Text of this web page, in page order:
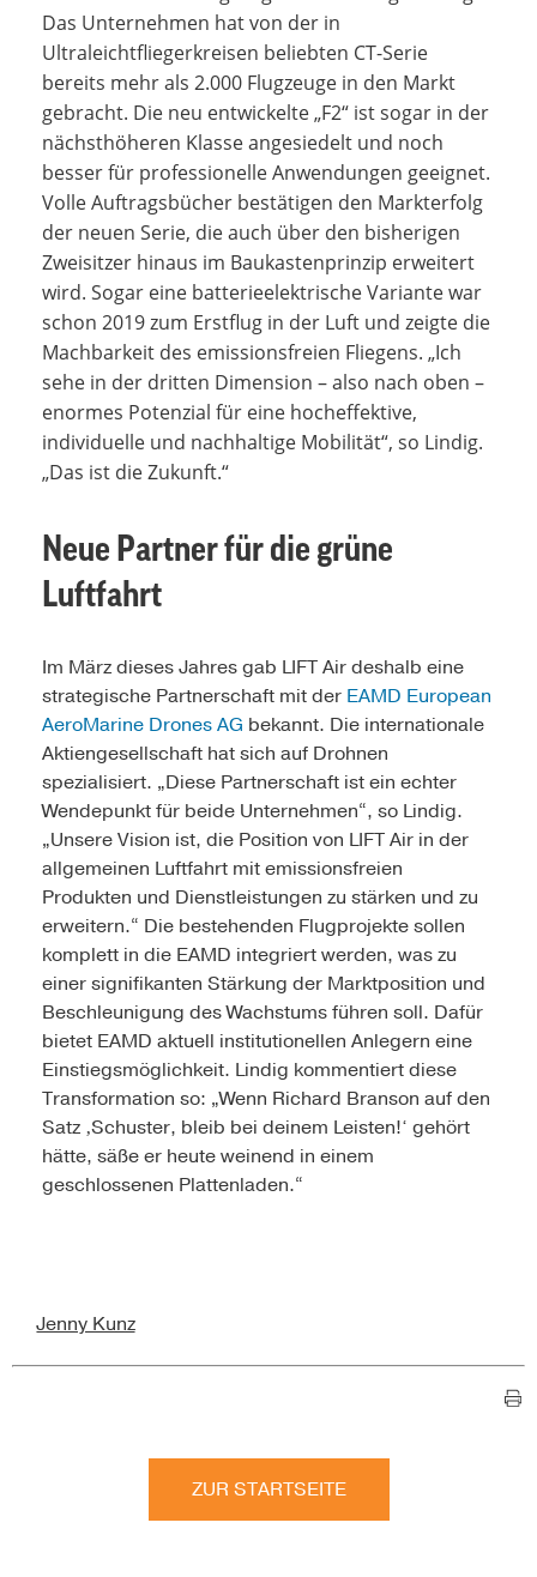
Das Unternehmen hat von der in
Ultraleichtfliegerkreisen beliebten CT-Serie
bereits mehr als 2.000 Flugzeuge in den Markt
gebracht. Die neu entwickelte „F2“ ist sogar in der
nächsthöheren Klasse angesiedelt und noch
besser für professionelle Anwendungen geeignet.
Volle Auftragsbücher bestätigen den Markterfolg
der neuen Serie, die auch über den bisherigen
Zweisitzer hinaus im Baukastenprinzip erweitert
wird. Sogar eine batterieelektrische Variante war
schon 2019 zum Erstflug in der Luft und zeigte die
Machbarkeit des emissionsfreien Fliegens. „Ich
sehe in der dritten Dimension – also nach oben –
enormes Potenzial für eine hocheffektive,
individuelle und nachhaltige Mobilität“, so Lindig.
„Das ist die Zukunft.“
Neue Partner für die grüne
Luftfahrt
Im März dieses Jahres gab LIFT Air deshalb eine
strategische Partnerschaft mit der EAMD European
AeroMarine Drones AG bekannt. Die internationale
Aktiengesellschaft hat sich auf Drohnen
spezialisiert. „Diese Partnerschaft ist ein echter
Wendepunkt für beide Unternehmen“, so Lindig.
„Unsere Vision ist, die Position von LIFT Air in der
allgemeinen Luftfahrt mit emissionsfreien
Produkten und Dienstleistungen zu stärken und zu
erweitern.“ Die bestehenden Flugprojekte sollen
komplett in die EAMD integriert werden, was zu
einer signifikanten Stärkung der Marktposition und
Beschleunigung des Wachstums führen soll. Dafür
bietet EAMD aktuell institutionellen Anlegern eine
Einstiegsmöglichkeit. Lindig kommentiert diese
Transformation so: „Wenn Richard Branson auf den
Satz ‚Schuster, bleib bei deinem Leisten!‘ gehört
hätte, säße er heute weinend in einem
geschlossenen Plattenladen.“
Jenny Kunz
ZUR STARTSEITE